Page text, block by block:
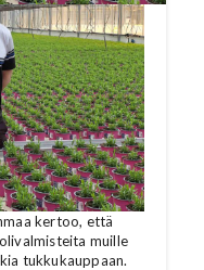
kertoo, että
muille
tukkukauppaan.